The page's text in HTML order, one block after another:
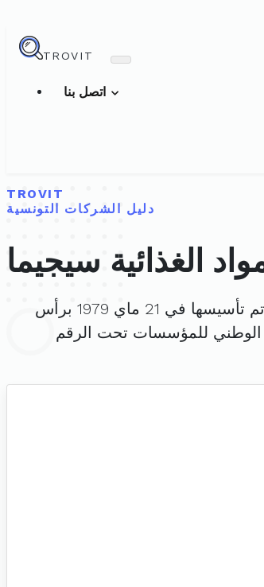
TROVIT
TROVIT
دليل الشركات التونسية
الغذائية سيجيما
. تم تأسيسها في 21 ماي 1979 برأس
للمؤسسات تحت الرقم